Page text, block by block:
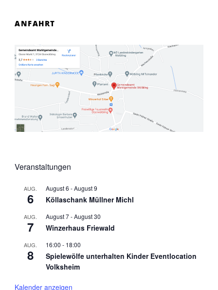
ANFAHRT
Veranstaltungen
AUG.
6
August 6 -August 9
Köllaschank Müllner Michl
AUG.
7
August 7-August 30
Winzerhaus Friewald
AUG.
8
16:00 - 18:00
Spielewölfe unterhalten Kinder Eventlocation
Volksheim
Kalender anzeigen